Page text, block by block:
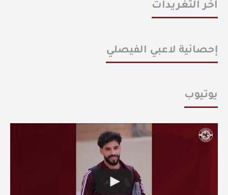
أخر التغريدات
إحصائية لاعبي الفيصلي
يوتيوب